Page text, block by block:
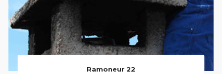
Ramoneur 22